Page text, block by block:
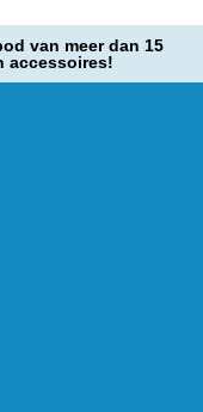
van meer dan 15
accessoires!